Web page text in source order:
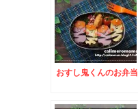
おすし鬼くんのお弁当